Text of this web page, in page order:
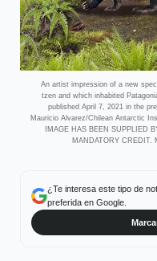
An artist impression of a new
tzen and which inhabited
published April 7, 2021 in the
Mauricio Alvarez/Chilean Antarctic
IMAGE HAS BEEN SUPPLIED
MANDATORY
¿Te interesa este tipo de
preferida en Google.